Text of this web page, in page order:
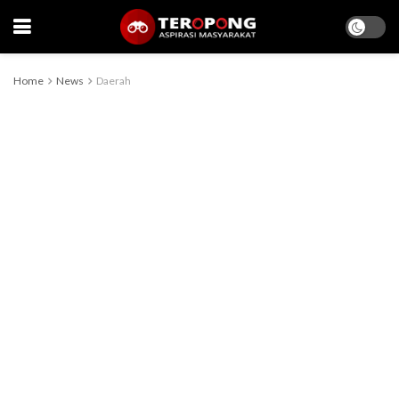
Home News Daerah